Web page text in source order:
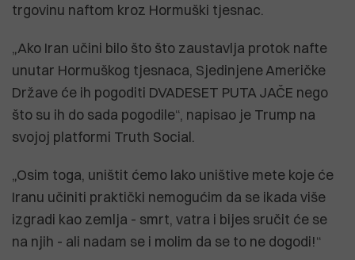
trgovinu naftom kroz Hormuški tjesnac.
„Ako Iran učini bilo što što zaustavlja protok nafte
unutar Hormuškog tjesnaca, Sjedinjene Američke
Države će ih pogoditi DVADESET PUTA JAČE nego
što su ih do sada pogodile“, napisao je Trump na
svojoj platformi Truth Social.
„Osim toga, uništit ćemo lako uništive mete koje će
Iranu učiniti praktički nemogućim da se ikada više
izgradi kao zemlja - smrt, vatra i bijes sručit će se
na njih - ali nadam se i molim da se to ne dogodi!“